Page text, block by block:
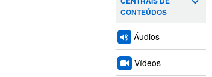
CONTEÚDOS
Áudios
Vídeos